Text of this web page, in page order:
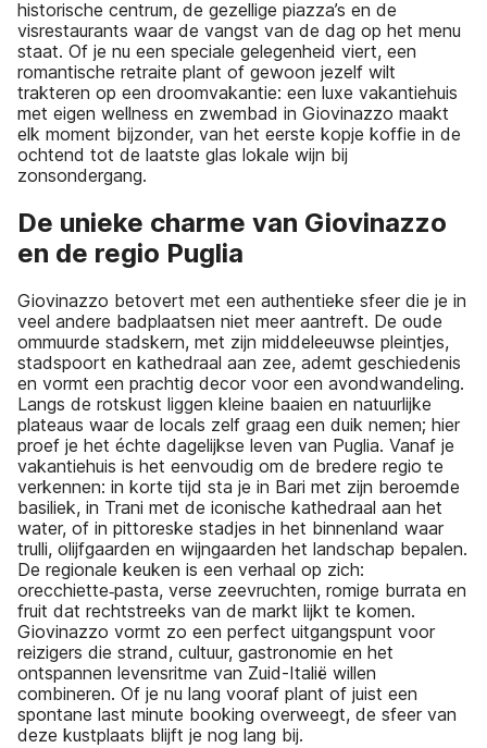
historische centrum, de gezellige piazza’s en de
visrestaurants waar de vangst van de dag op het menu
staat. Of je nu een speciale gelegenheid viert, een
romantische retraite plant of gewoon jezelf wilt
trakteren op een droomvakantie: een luxe vakantiehuis
met eigen wellness en zwembad in Giovinazzo maakt
elk moment bijzonder, van het eerste kopje koffie in de
ochtend tot de laatste glas lokale wijn bij
zonsondergang.
De unieke charme van Giovinazzo
en de regio Puglia
Giovinazzo betovert met een authentieke sfeer die je in
veel andere badplaatsen niet meer aantreft. De oude
ommuurde stadskern, met zijn middeleeuwse pleintjes,
stadspoort en kathedraal aan zee, ademt geschiedenis
en vormt een prachtig decor voor een avondwandeling.
Langs de rotskust liggen kleine baaien en natuurlijke
plateaus waar de locals zelf graag een duik nemen; hier
proef je het échte dagelijkse leven van Puglia. Vanaf je
vakantiehuis is het eenvoudig om de bredere regio te
verkennen: in korte tijd sta je in Bari met zijn beroemde
basiliek, in Trani met de iconische kathedraal aan het
water, of in pittoreske stadjes in het binnenland waar
trulli, olijfgaarden en wijngaarden het landschap bepalen.
De regionale keuken is een verhaal op zich:
orecchiette‑pasta, verse zeevruchten, romige burrata en
fruit dat rechtstreeks van de markt lijkt te komen.
Giovinazzo vormt zo een perfect uitgangspunt voor
reizigers die strand, cultuur, gastronomie en het
ontspannen levensritme van Zuid-Italië willen
combineren. Of je nu lang vooraf plant of juist een
spontane last minute booking overweegt, de sfeer van
deze kustplaats blijft je nog lang bij.